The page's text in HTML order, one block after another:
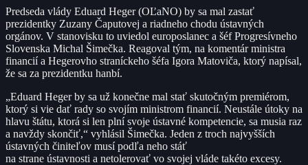
Predseda vlády Eduard Heger (OĽaNO) by sa mal zastať
prezidentky Zuzany Čaputovej a riadneho chodu ústavných
orgánov. V stanovisku to uviedol europoslanec a šéf Progresívneho
Slovenska Michal Šimečka. Reagoval tým, na komentár ministra
financií a Hegerovho straníckeho šéfa Igora Matoviča, ktorý napísal,
že sa za prezidentku hanbí.
„Eduard Heger by sa už konečne mal stať skutočným premiérom,
ktorý si vie dať rady so svojím ministrom financií. Neustále útoky na
hlavu štátu, ktorá si len plní svoje ústavné kompetencie, sa musia raz
a navždy skončiť,“ vyhlásil Šimečka. Jeden z troch najvyšších
ústavných činiteľov musí podľa neho stáť
na strane ústavnosti a netolerovať vo svojej vláde takéto excesy.